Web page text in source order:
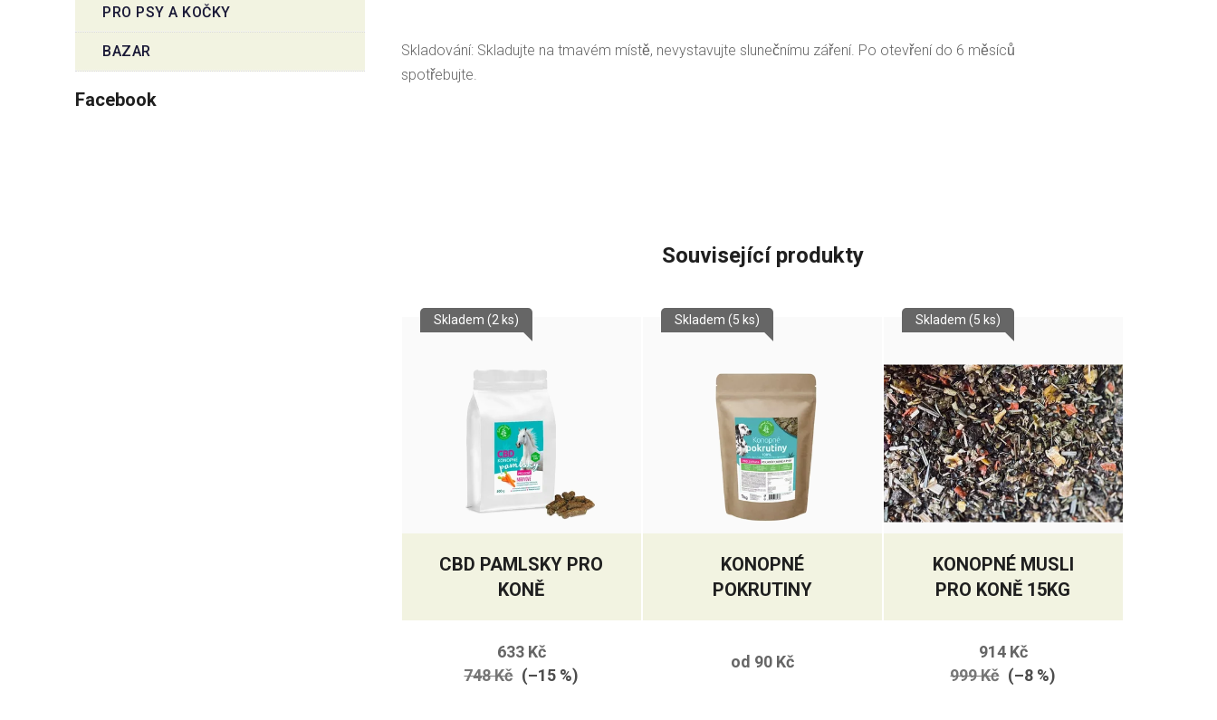
PRO PSY A KOČKY
BAZAR
Facebook
Skladování: Skladujte na tmavém místě, nevystavujte slunečnímu záření. Po otevření do 6 měsíců
spotřebujte.
Související produkty
CBD PAMLSKY PRO
KONĚ
Skladem (2 ks)
633 Kč
748 Kč (–15 %)
KONOPNÉ
POKRUTINY
Skladem (5 ks)
od 90 Kč
KONOPNÉ MUSLI
PRO KONĚ 15KG
Skladem (5 ks)
914 Kč
999 Kč (–8 %)